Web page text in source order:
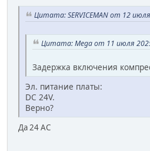
Цитата: SERVICEMAN от 12
Цитата: Mega от 11 июля
Задержка включения
Эл. питание платы:
DC 24V.
Верно?
Да 24 АС